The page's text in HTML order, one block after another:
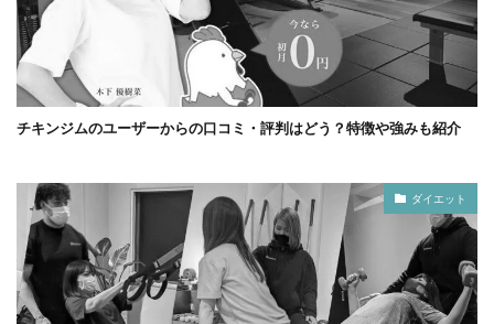
チキンジムのユーザーからの口コミ・評判はどう？特徴や強みも紹介
ダイエット